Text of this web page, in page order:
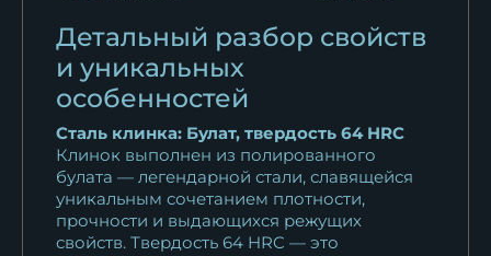
Нож Финка нквд сталь S390,
рукоять...
23 696₽
Реплика Финка НКВД сталь
х12мф с...
18 286₽
Детальный разбор свойств
и уникальных
особенностей
Сталь клинка: Булат, твердость 64 HRC
Клинок выполнен из полированного
булата — легендарной стали, славящейся
уникальным сочетанием плотности,
прочности и выдающихся режущих
свойств. Твердость 64 HRC — это